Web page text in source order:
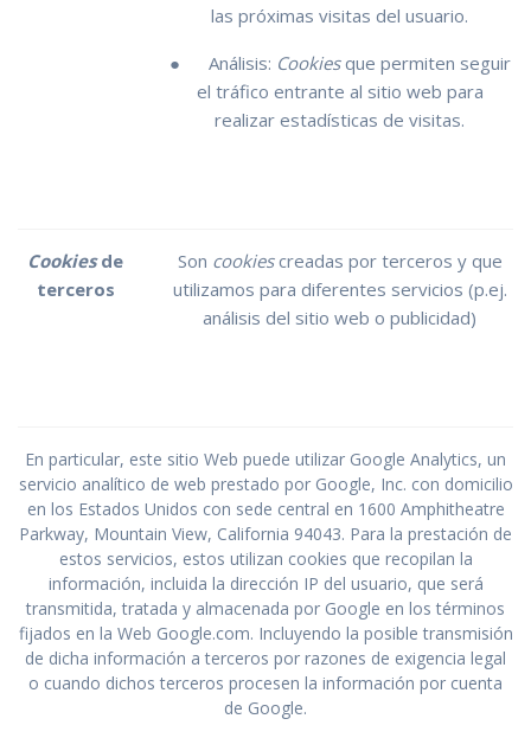
las próximas visitas del usuario.
● Análisis: Cookiesque permiten seguir
el tráfico entrante al sitio web para
realizar estadísticas de visitas.
Cookiesde
terceros
Son cookiescreadas por terceros y que
utilizamos para diferentes servicios (p.ej.
análisis del sitio web o publicidad)
En particular, este sitio Web puede utilizar Google Analytics, un
servicio analítico de web prestado por Google, Inc. con domicilio
en los Estados Unidos con sede central en 1600 Amphitheatre
Parkway, Mountain View, California 94043. Para la prestación de
estos servicios, estos utilizan cookies que recopilan la
información, incluida la dirección IP del usuario, que será
transmitida, tratada y almacenada por Google en los términos
fijados en la Web Google.com. Incluyendo la posible transmisión
de dicha información a terceros por razones de exigencia legal
o cuando dichos terceros procesen la información por cuenta
de Google.